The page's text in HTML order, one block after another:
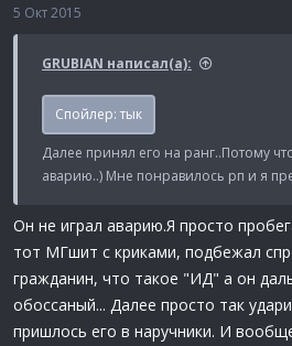
5 Окт 2015
GRUBIAN написал(а):
Спойлер: тык
Далее принял его на ранг..Потому
аварию..) Мне понравилось рп и я
Он не играл аварию.Я просто
тот МГшит с криками, подбежал
гражданин, что такое "ИД" а он
обоссаный... Далее просто так
пришлось его в наручники. И